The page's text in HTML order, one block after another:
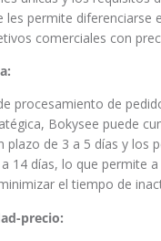
les permite diferenciarse
comerciales con
procesamiento de
Bokysee puede
plazo de 3 a 5 días y los
14 días, lo que permite
el tiempo de
precio: